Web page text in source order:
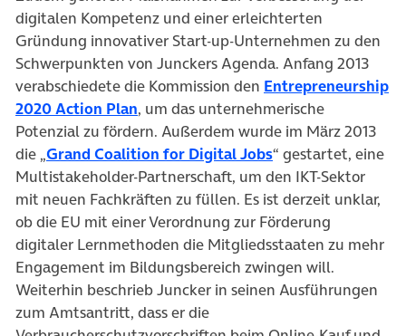
digitalen Kompetenz und einer erleichterten
Gründung innovativer Start-up-Unternehmen zu den
Schwerpunkten von Junckers Agenda. Anfang 2013
verabschiedete die Kommission den Entrepreneurship
2020 Action Plan, um das unternehmerische
Potenzial zu fördern. Außerdem wurde im März 2013
die „Grand Coalition for Digital Jobs“ gestartet, eine
Multistakeholder-Partnerschaft, um den IKT-Sektor
mit neuen Fachkräften zu füllen. Es ist derzeit unklar,
ob die EU mit einer Verordnung zur Förderung
digitaler Lernmethoden die Mitgliedsstaaten zu mehr
Engagement im Bildungsbereich zwingen will.
Weiterhin beschrieb Juncker in seinen Ausführungen
zum Amtsantritt, dass er die